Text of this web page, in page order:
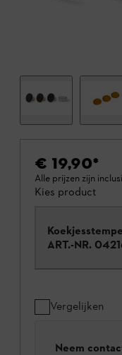
€ 19,90*
Alle prijzen zijn
Kies product
ART.-NR.
Vergelijken
Neem